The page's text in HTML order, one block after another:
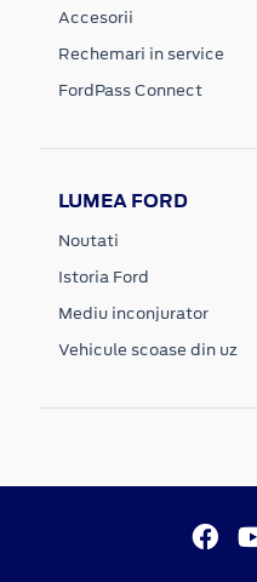
Accesorii
Rechemari in service
FordPass Connect
LUMEA FORD
Noutati
Istoria Ford
Mediu inconjurator
Vehicule scoase din uz